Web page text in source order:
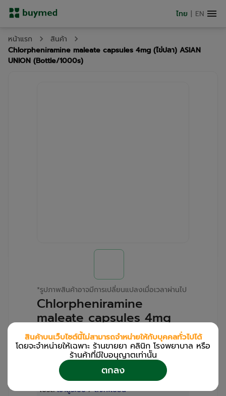
ไทย | EN
หน้าแรก
สินค้า
Chlorpheniramine maleate capsules 4mg (ไข่ปลา) ASIAN
UNION (Bottle/1000s)
*รูปภาพสินค้าอาจมีการเปลี่ยนแปลงเมื่อเวลาผ่านไป
Chlorpheniramine
maleate capsules 4mg
(ไข่ปลา) ASIAN UNION
(Bottle/1000s)
สำหรับลูกค้าเฉพาะร้านขายยา คลินิก และโรง
พยาบาล
โปรด เข้าสู่ระบบ / ลงทะเบียน
สินค้าบนเว็บไซต์นี้ไม่สามารถจำหน่ายให้กับบุคคลทั่วไปได้
โดยจะจำหน่ายให้เฉพาะ ร้านขายยา คลินิก โรงพยาบาล หรือ
ร้านค้าที่มีใบอนุญาตเท่านััน
ตกลง